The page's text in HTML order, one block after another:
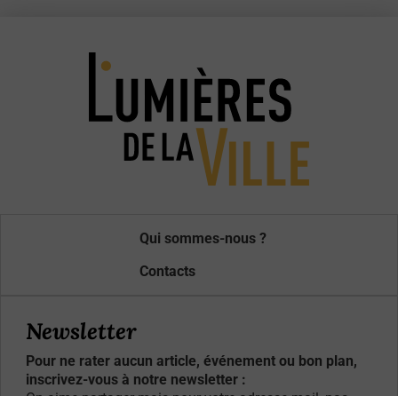
Qui sommes-nous ?
Contacts
Newsletter
Pour ne rater aucun article, événement ou bon plan,
inscrivez-vous à notre newsletter :